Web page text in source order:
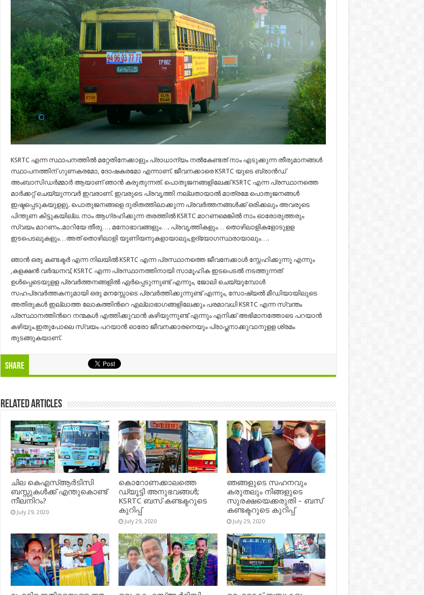
KSRTC എന്ന സ്ഥാപനത്തില്‍ മറ്റേതിനേക്കാളും പ്രാധാന്യം നല്‍കേണ്ടത് നാം എടുക്കുന്ന തീരുമാനങ്ങള്‍
സ്ഥാപനത്തിന് ഗുണകരമോ, ദോഷകരമോ എന്നാണ്. ജീവനക്കാരെ KSRTC യുടെ ബ്രാന്‍ഡ്
അംബാസിഡര്‍മ്മാര്‍ ആയാണ് ഞാന്‍ കരുതുന്നത്. പൊതുജനങ്ങളിലേക്ക് KSRTC എന്ന പ്രസ്ഥാനത്തെ
മാര്‍ക്കറ്റ് ചെയ്യുന്നവര്‍ ഇവരാണ്. ഇവരുടെ പ്രവൃത്തി നല്ലതായാല്‍ മാത്രമേ പൊതുജനങ്ങള്‍
ഇഷ്ടപ്പെടുകയുളളു. പൊതുജനങ്ങളെ ദുരിതത്തിലാക്കുന്ന പ്രവര്‍ത്തനങ്ങള്‍ക്ക് ഒരിക്കലും അവരുടെ
പിന്തുണ കിട്ടുകയില്ല. നാം ആഗ്രഹിക്കുന്ന തരത്തില്‍ KSRTC മാറണമെങ്കില്‍ നാം ഓരോരുത്തരും
സ്വയം മാറണം..മാറിയേ തീരു…. മനോഭാവങ്ങളും…. പ്രവൃത്തികളും… തൊഴിലാളികളോടുളള
ഇടപെടലുകളും…അത് തൊഴിലാളി യൂണിയനുകളായാലും,ഉദ്യോഗസ്ഥരായാലും….
ഞാന്‍ ഒരു കണ്ടക്ടര്‍ എന്ന നിലയില്‍ KSRTC എന്ന പ്രസ്ഥാനത്തെ ജീവനേക്കാള്‍ സ്നേഹിക്കുന്നു എന്നും
,കളക്ഷന്‍ വര്‍ദ്ധനവ്, KSRTC എന്ന പ്രസ്ഥാനത്തിനായി സാമൂഹിക ഇടപെടല്‍ നടത്തുന്നത്
ഉള്‍പ്പെടെയുളള പ്രവര്‍ത്തനങ്ങളില്‍ ഏര്‍പ്പെടുന്നുണ്ട് എന്നും, ജോലി ചെയ്യുമ്പോള്‍
സഹപ്രവര്‍ത്തകനുമായി ഒരു മനസ്സോടെ പ്രവര്‍ത്തിക്കുന്നുണ്ട് എന്നും, സോഷ്യല്‍ മീഡിയായിലുടെ
അതിരുകള്‍ ഇല്ലാത്ത ലോകത്തിന്‍റെ എല്ലാഭാഗങ്ങളിലേക്കും പരമാവധി KSRTC എന്ന സ്വന്തം
പ്രസ്ഥാനത്തിന്‍റെ നന്മകള്‍ എത്തിക്കുവാന്‍ കഴിയുന്നുണ്ട് എന്നും എനിക്ക് അഭിമാനത്തോടെ പറയാന്‍
കഴിയും.ഇതുപോലെ സ്വയം പറയാന്‍ ഓരോ ജീവനക്കാരനെയും പ്രാപ്തനാക്കുവാനുളള ശ്രമം
തുടങ്ങുകയാണ്.
Share
Related Articles
ചില കെഎസ്ആർടിസി
ബസ്സുകൾക്ക് എന്തുകൊണ്ട്
നീലനിറം?
July 29, 2020
കൊറോണക്കാലത്തെ
ഡ്യൂട്ടി അനുഭവങ്ങൾ;
KSRTC ബസ് കണ്ടക്ടറുടെ
കുറിപ്പ്
July 29, 2020
ഞങ്ങളുടെ സഹനവും
കരുതലും നിങ്ങളുടെ
സുരക്ഷയെക്കരുതി – ബസ്
കണ്ടക്ടറുടെ കുറിപ്പ്
July 29, 2020